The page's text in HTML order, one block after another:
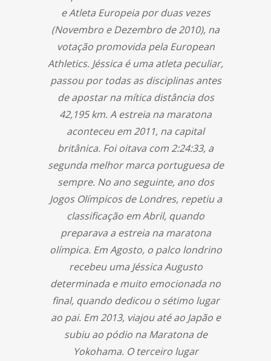
e Atleta Europeia por duas vezes
(Novembro e Dezembro de 2010), na
votação promovida pela European
Athletics. Jéssica é uma atleta peculiar,
passou por todas as disciplinas antes
de apostar na mítica distância dos
42,195 km. A estreia na maratona
aconteceu em 2011, na capital
britânica. Foi oitava com 2:24:33, a
segunda melhor marca portuguesa de
sempre. No ano seguinte, ano dos
Jogos Olímpicos de Londres, repetiu a
classificação em Abril, quando
preparava a estreia na maratona
olímpica. Em Agosto, o palco londrino
recebeu uma Jéssica Augusto
determinada e muito emocionada no
final, quando dedicou o sétimo lugar
ao pai. Em 2013, viajou até ao Japão e
subiu ao pódio na Maratona de
Yokohama. O terceiro lugar